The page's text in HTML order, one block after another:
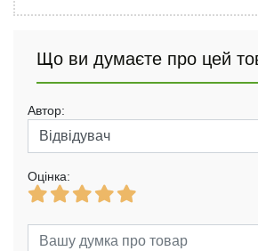
Що ви думаєте про цей
Автор:
Оцінка: